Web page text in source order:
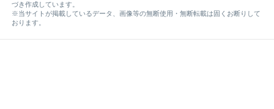
づき作成しています。
※当サイトが掲載しているデータ、画像等の無断使用・無断転載は固くお断りして
おります。